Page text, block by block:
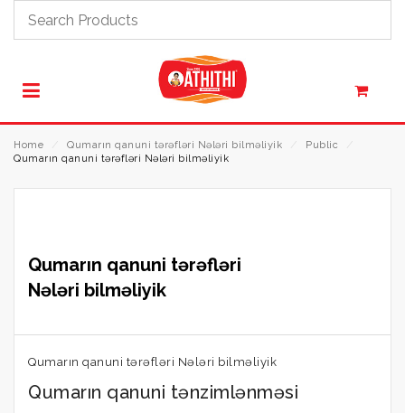
Home Qumarın qanuni tərəfləri Nələri bilməliyik Public
Qumarın qanuni tərəfləri Nələri bilməliyik
Qumarın qanuni tərəfləri
Nələri bilməliyik
Qumarın qanuni tərəfləri Nələri bilməliyik
Qumarın qanuni tənzimlənməsi